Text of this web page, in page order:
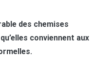
des chemises
conviennent aux